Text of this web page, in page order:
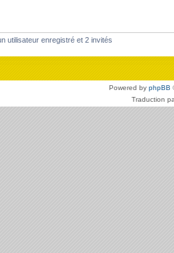
utilisateur enregistré et 2 invités
Powered by phpBB
Traduction